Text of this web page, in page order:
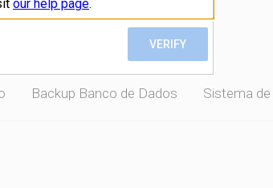
seu pedido
Backup Banco de Dados Sistema